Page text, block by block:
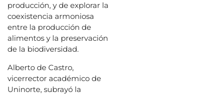
producción, y de explorar la
coexistencia armoniosa
entre la producción de
alimentos y la preservación
de la biodiversidad.
Alberto de Castro,
vicerrector académico de
Uninorte, subrayó la